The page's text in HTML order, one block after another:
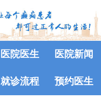
医院医生 医院新闻
就诊流程 预约医生